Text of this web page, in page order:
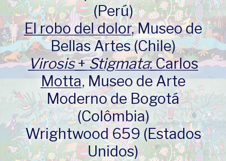
(Perú)
El robo del dolor, Museo de
Bellas Artes (Chile)
Virosis+Stigmata: Carlos
Motta, Museo de Arte
Moderno de Bogotá
(Colômbia)
Wrightwood 659 (Estados
Unidos)